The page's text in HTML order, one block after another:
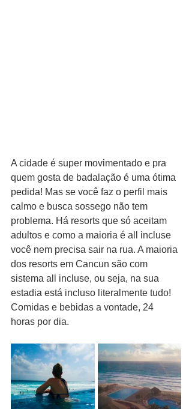
A cidade é super movimentado e pra
quem gosta de badalação é uma ótima
pedida! Mas se você faz o perfil mais
calmo e busca sossego não tem
problema. Há resorts que só aceitam
adultos e como a maioria é all incluse
você nem precisa sair na rua. A maioria
dos resorts em Cancun são com
sistema all incluse, ou seja, na sua
estadia está incluso literalmente tudo!
Comidas e bebidas a vontade, 24
horas por dia.